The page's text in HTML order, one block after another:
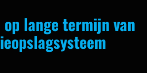
op lange termijn van